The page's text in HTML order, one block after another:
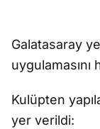
Galatasaray
uygulamasını
Kulüpten
yer verildi: